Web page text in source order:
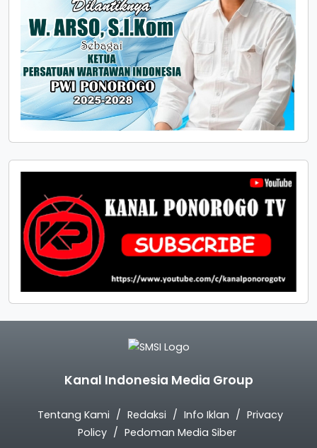
Kanal Indonesia Media Group
Tentang Kami Redaksi Info Iklan
Privacy
Policy
Pedoman Media Siber